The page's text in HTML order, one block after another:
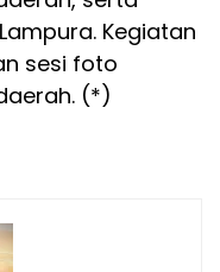
Kegiatan
sesi foto
(*)